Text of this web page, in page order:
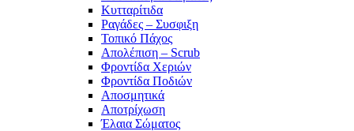
Κυτταρίτιδα
Ραγάδες – Συσφιξη
Τοπικό Πάχος
Απολέπιση – Scrub
Φροντίδα Χεριών
Φροντίδα Ποδιών
Αποσμητικά
Αποτρίχωση
Έλαια Σώματος